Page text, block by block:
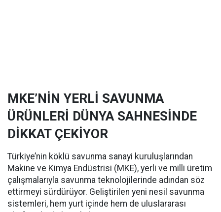
MKE’NİN YERLİ SAVUNMA
ÜRÜNLERİ DÜNYA SAHNESİNDE
DİKKAT ÇEKİYOR
Türkiye’nin köklü savunma sanayi kuruluşlarından
Makine ve Kimya Endüstrisi (MKE), yerli ve milli üretim
çalışmalarıyla savunma teknolojilerinde adından söz
ettirmeyi sürdürüyor. Geliştirilen yeni nesil savunma
sistemleri, hem yurt içinde hem de uluslararası